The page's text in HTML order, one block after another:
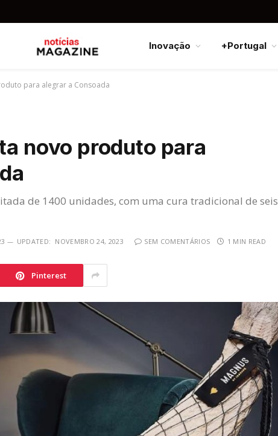
Inovação +Portugal
para alegrar a Consoada
novo produto para
de 1400 unidades, com uma cura tradicional de seis
UPDATED: NOVEMBRO 24, 2023 SEM COMENTÁRIOS 1 MIN READ
Pinterest